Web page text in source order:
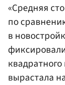
«Средняя
по
в
вырастала